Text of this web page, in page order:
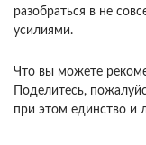
разобраться в не
усилиями.
Что вы можете
Поделитесь,
при этом единство и